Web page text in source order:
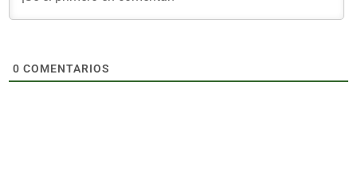
0 COMENTARIOS